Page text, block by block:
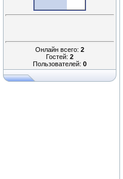
Онлайн всего: 2
Гостей: 2
Пользователей: 0